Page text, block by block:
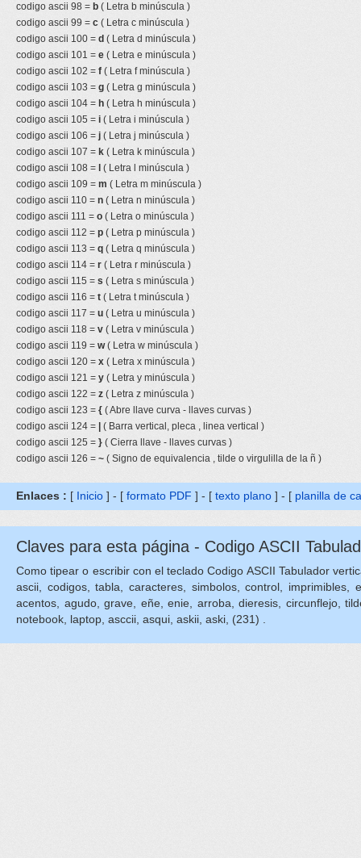
codigo ascii 98 = b ( Letra b minúscula )
codigo ascii 99 = c ( Letra c minúscula )
codigo ascii 100 = d ( Letra d minúscula )
codigo ascii 101 = e ( Letra e minúscula )
codigo ascii 102 = f ( Letra f minúscula )
codigo ascii 103 = g ( Letra g minúscula )
codigo ascii 104 = h ( Letra h minúscula )
codigo ascii 105 = i ( Letra i minúscula )
codigo ascii 106 = j ( Letra j minúscula )
codigo ascii 107 = k ( Letra k minúscula )
codigo ascii 108 =
( Letra l minúscula )
codigo ascii 109 = m ( Letra m minúscula )
codigo ascii 110 = n ( Letra n minúscula )
codigo ascii 111 = o ( Letra o minúscula )
codigo ascii 112 = p ( Letra p minúscula )
codigo ascii 113 = q ( Letra q minúscula )
codigo ascii 114 = r ( Letra r minúscula )
codigo ascii 115 = s ( Letra s minúscula )
codigo ascii 116 = t ( Letra t minúscula )
codigo ascii 117 = u ( Letra u minúscula )
codigo ascii 118 = v ( Letra v minúscula )
codigo ascii 119 = w( Letra w minúscula )
codigo ascii 120 = x ( Letra x minúscula )
codigo ascii 121 = y ( Letra y minúscula )
codigo ascii 122 = z ( Letra z minúscula )
codigo ascii 123 = { ( Abre llave curva - llaves curvas )
codigo ascii 124 =
( Barra vertical, pleca , linea vertical )
codigo ascii 125 = } ( Cierra llave - llaves curvas )
codigo ascii 126 = ~ ( Signo de equivalencia , tilde o virgulilla de la ñ )
Enlaces : [ Inicio ] - [ formato PDF ] - [ texto plano ] - [ planilla de
Claves para esta página - Codigo ASCII
Como tipear o escribir con el teclado Codigo ASCII Tabulador
ascii, codigos, tabla, caracteres, simbolos, control, imprimibles,
acentos, agudo, grave, eñe, enie, arroba, dieresis, circunflejo,
notebook, laptop, asccii, asqui, askii, aski, (231) .